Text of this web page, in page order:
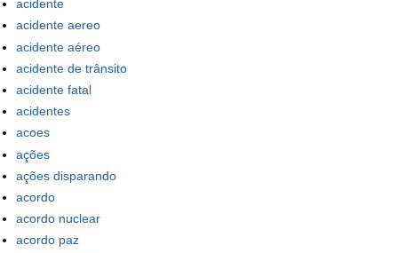
acidente
acidente aereo
acidente aéreo
acidente de trânsito
acidente fatal
acidentes
acoes
ações
ações disparando
acordo
acordo nuclear
acordo paz